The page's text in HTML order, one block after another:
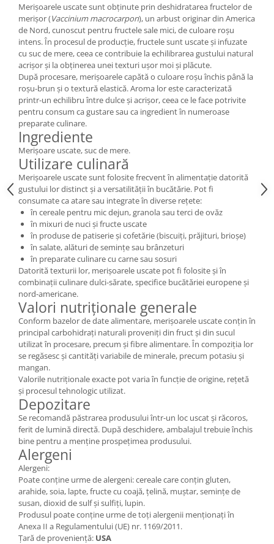
Merișoarele uscate sunt obținute prin deshidratarea fructelor de
merișor (Vaccinium macrocarpon), un arbust originar din America
de Nord, cunoscut pentru fructele sale mici, de culoare roșu
intens. În procesul de producție, fructele sunt uscate și infuzate
cu suc de mere, ceea ce contribuie la echilibrarea gustului natural
acrișor și la obținerea unei texturi ușor moi și plăcute.
După procesare, merișoarele capătă o culoare roșu închis până la
roșu-brun și o textură elastică. Aroma lor este caracterizată
printr-un echilibru între dulce și acrișor, ceea ce le face potrivite
pentru consum ca gustare sau ca ingredient în numeroase
preparate culinare.
Ingrediente
Merișoare uscate, suc de mere.
Utilizare culinară
Merișoarele uscate sunt folosite frecvent în alimentație datorită
gustului lor distinct și a versatilității în bucătărie. Pot fi
consumate ca atare sau integrate în diverse rețete:
în cereale pentru mic dejun, granola sau terci de ovăz
în mixuri de nuci și fructe uscate
în produse de patiserie și cofetărie (biscuiți, prăjituri, brioșe)
în salate, alături de semințe sau brânzeturi
în preparate culinare cu carne sau sosuri
Datorită texturii lor, merișoarele uscate pot fi folosite și în
combinații culinare dulci-sărate, specifice bucătăriei europene și
nord-americane.
Valori nutriționale generale
Conform bazelor de date alimentare, merișoarele uscate conțin în
principal carbohidrați naturali proveniți din fruct și din sucul
utilizat în procesare, precum și fibre alimentare. În compoziția lor
se regăsesc și cantități variabile de minerale, precum potasiu și
mangan.
Valorile nutriționale exacte pot varia în funcție de origine, rețetă
și procesul tehnologic utilizat.
Depozitare
Se recomandă păstrarea produsului într-un loc uscat și răcoros,
ferit de lumină directă. După deschidere, ambalajul trebuie închis
bine pentru a menține prospețimea produsului.
Alergeni
Alergeni:
Poate conține urme de alergeni: cereale care conțin gluten,
arahide, soia, lapte, fructe cu coajă, țelină, muștar, semințe de
susan, dioxid de sulf și sulfiți, lupin.
Produsul poate conține urme de toți alergenii menționați în
Anexa II a Regulamentului (UE) nr. 1169/2011.
Țară de proveniență: USA